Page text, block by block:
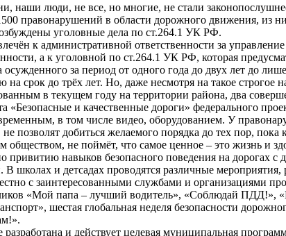
наши люди, не все, но многие, не стали
правонарушений в области дорожного движения, из
уголовные дела по ст.264.1 УК РФ.
к административной ответственности за
а к уголовной по ст.264.1 УК РФ, которая
осужденного за период от одного года до двух лет до
на срок до трёх лет. Но, даже несмотря на такое
в текущем году на территории района, два
«Безопасные и качественные дороги» федерального
в том числе видео, оборудованием. У
позволят добиться желаемого порядка до тех пор,
не поймёт, что самое ценное – это жизнь и
привитию навыков безопасного поведения на дорогах с
В школах и детсадах проводятся различные
с заинтересованными службами и организациями
«Мой папа – лучший водитель», «Соблюдай ПДД!»,
шестая глобальная неделя безопасности
и действует целевая муниципальная